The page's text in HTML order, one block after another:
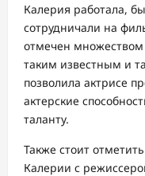
Калерия работала,
сотрудничали на
отмечен множеством
таким известным и
позволила актрисе
актерские
таланту.
Также стоит
Калерии с